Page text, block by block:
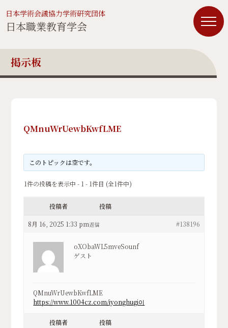
日本学術会議協力学術研究団体
日本職業教育学会
掲示板
QMnuWrUewbKwfLME
このトピックは空です。
1件の投稿を表示中 - 1 - 1件目 (全1件中)
投稿者 投稿
8月 16, 2025 1:33 pm #138196
返信
oXObaWL5mveSounf
ゲスト
QMnuWrUewbKwfLME
https://www.1004cz.com/iyonghugi이
投稿者 投稿